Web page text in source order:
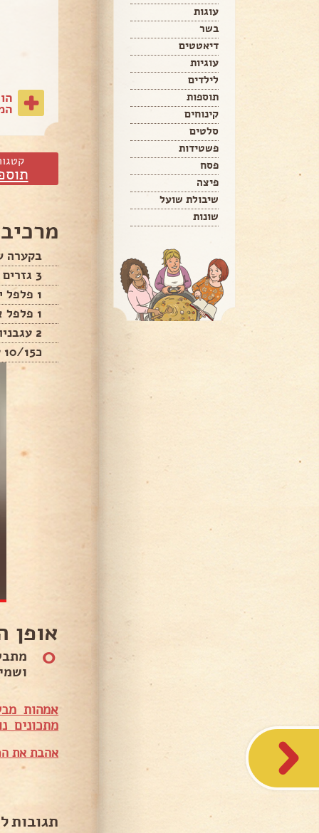
עוגות
בשר
דיאטטים
עוגיות
לילדים
תוספות
קינוחים
סלטים
פשטידות
פסח
פיצה
שיבולת שועל
שונות
בקערה
3 גזרים רצועות
1 פלפל ירוק בהיר רצועות
1 פלפל אדום רצועות
2 עגבניות פרוסות
כ10/15 עגבניות שרי חצויות
אופן
0
ושמים
אמהות
מתכונים
אהבת את
תגובות